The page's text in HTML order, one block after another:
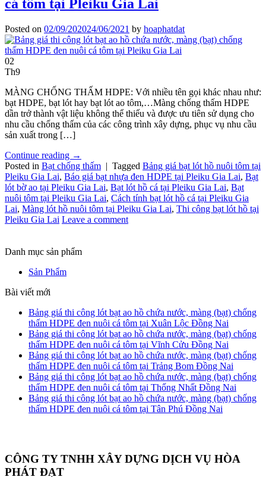
cá tôm tại Pleiku Gia Lai
Posted on 02/09/202024/06/2021 by hoaphatdat
02
Th9
MÀNG CHỐNG THẤM HDPE: Với nhiều tên gọi khác nhau như:
bạt HDPE, bạt lót hay bạt lót ao tôm,…Màng chống thấm HDPE
dần trở thành vật liệu không thể thiếu và được ưu tiên sử dụng cho
nhu cầu chống thấm của các công trình xây dựng, phục vụ nhu cầu
sản xuất trong […]
Continue reading →
Posted in Bạt chống thấm | Tagged Bảng giá bạt lót hồ nuôi tôm tại
Pleiku Gia Lai, Báo giá bạt nhựa đen HDPE tại Pleiku Gia Lai, Bạt
lót bờ ao tại Pleiku Gia Lai, Bạt lót hồ cá tại Pleiku Gia Lai, Bạt
nuôi tôm tại Pleiku Gia Lai, Cách tính bạt lót hồ cá tại Pleiku Gia
Lai, Màng lót hồ nuôi tôm tại Pleiku Gia Lai, Thi công bạt lót hồ tại
Pleiku Gia Lai Leave a comment
Danh mục sản phẩm
Sản Phẩm
Bài viết mới
Bảng giá thi công lót bạt ao hồ chứa nước, màng (bạt) chống
thấm HDPE đen nuôi cá tôm tại Xuân Lộc Đồng Nai
Bảng giá thi công lót bạt ao hồ chứa nước, màng (bạt) chống
thấm HDPE đen nuôi cá tôm tại Vĩnh Cửu Đồng Nai
Bảng giá thi công lót bạt ao hồ chứa nước, màng (bạt) chống
thấm HDPE đen nuôi cá tôm tại Trảng Bom Đồng Nai
Bảng giá thi công lót bạt ao hồ chứa nước, màng (bạt) chống
thấm HDPE đen nuôi cá tôm tại Thống Nhất Đồng Nai
Bảng giá thi công lót bạt ao hồ chứa nước, màng (bạt) chống
thấm HDPE đen nuôi cá tôm tại Tân Phú Đồng Nai
CÔNG TY TNHH XÂY DỰNG DỊCH VỤ HÒA
PHÁT ĐẠT